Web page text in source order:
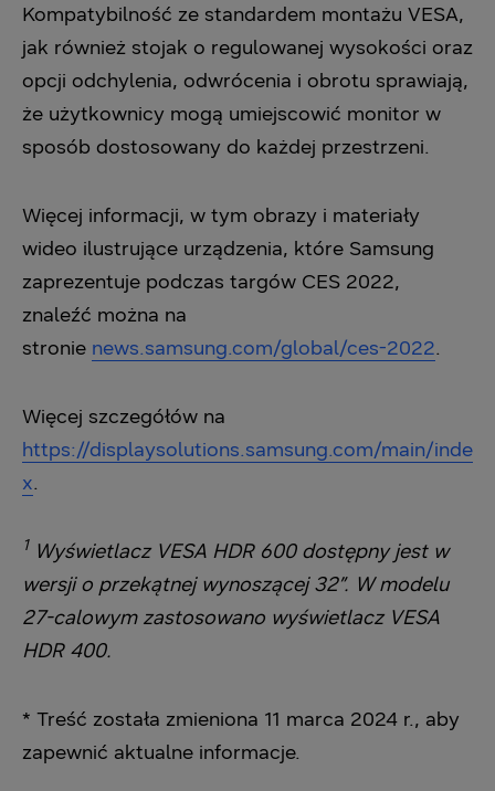
Kompatybilność ze standardem montażu VESA,
jak również stojak o regulowanej wysokości oraz
opcji odchylenia, odwrócenia i obrotu sprawiają,
że użytkownicy mogą umiejscowić monitor w
sposób dostosowany do każdej przestrzeni.
Więcej informacji, w tym obrazy i materiały
wideo ilustrujące urządzenia, które Samsung
zaprezentuje podczas targów CES 2022,
znaleźć można na
stronie news.samsung.com/global/ces-2022.
Więcej szczegółów na
https://displaysolutions.samsung.com/main/inde
x.
1Wyświetlacz VESA HDR 600 dostępny jest w
wersji o przekątnej wynoszącej 32”. W modelu
27-calowym zastosowano wyświetlacz VESA
HDR 400.
* Treść została zmieniona 11 marca 2024 r., aby
zapewnić aktualne informacje.